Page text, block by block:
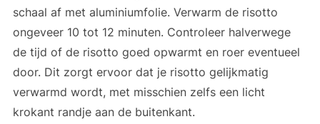
schaal af met aluminiumfolie. Verwarm de risotto
ongeveer 10 tot 12 minuten. Controleer halverwege
de tijd of de risotto goed opwarmt en roer eventueel
door. Dit zorgt ervoor dat je risotto gelijkmatig
verwarmd wordt, met misschien zelfs een licht
krokant randje aan de buitenkant.